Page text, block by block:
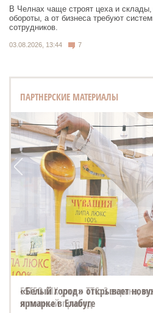
В Челнах чаще строят цеха и склады,
обороты, а от бизнеса требуют
сотрудников.
03.08.2026, 13:44 7
ПАРТНЕРСКИЕ МАТЕРИАЛЫ
ESTEO MX уже в ТТС: 3 экрана,
и полный привод